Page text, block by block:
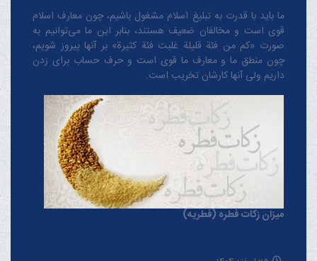
ما باید با قدرت به تبلیغ اسلام مشغول باشیم، چون معارف اسلام
قوی است و مخالفان ضعیف هستند، بنابر این ما می‌توانیم به
صورت «کم من فئة قلیلة غلبت فئة کثیرة» بر آنها پیروز شویم،
چون منطق‌ ما و معارف ‌ما قوی است و حرف حساب برای زدن
داریم ولی آنها کارشان تخریب است.
میزان زکات فطره (فطریه)